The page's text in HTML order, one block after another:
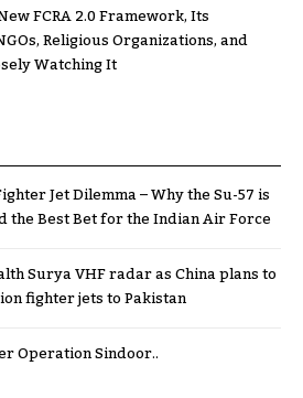
FCRA 2.0 Framework, Its
Religious Organizations, and
Watching It
Jet Dilemma – Why the Su-57 is
the Best Bet for the Indian Air Force
Surya VHF radar as China plans to
fighter jets to Pakistan
Operation Sindoor..